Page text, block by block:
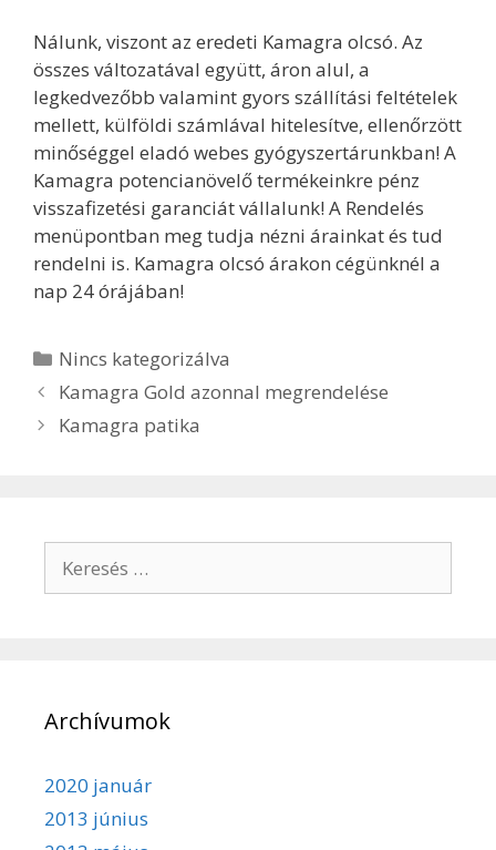
Nálunk, viszont az eredeti Kamagra olcsó. Az
összes változatával együtt, áron alul, a
legkedvezőbb valamint gyors szállítási feltételek
mellett, külföldi számlával hitelesítve, ellenőrzött
minőséggel eladó webes gyógyszertárunkban! A
Kamagra potencianövelő termékeinkre pénz
visszafizetési garanciát vállalunk! A Rendelés
menüpontban meg tudja nézni árainkat és tud
rendelni is. Kamagra olcsó árakon cégünknél a
nap 24 órájában!
Kategória
Nincs kategorizálva
Bejegyzés
navigáció
Kamagra Gold azonnal megrendelése
Kamagra patika
Archívumok
2020 január
2013 június